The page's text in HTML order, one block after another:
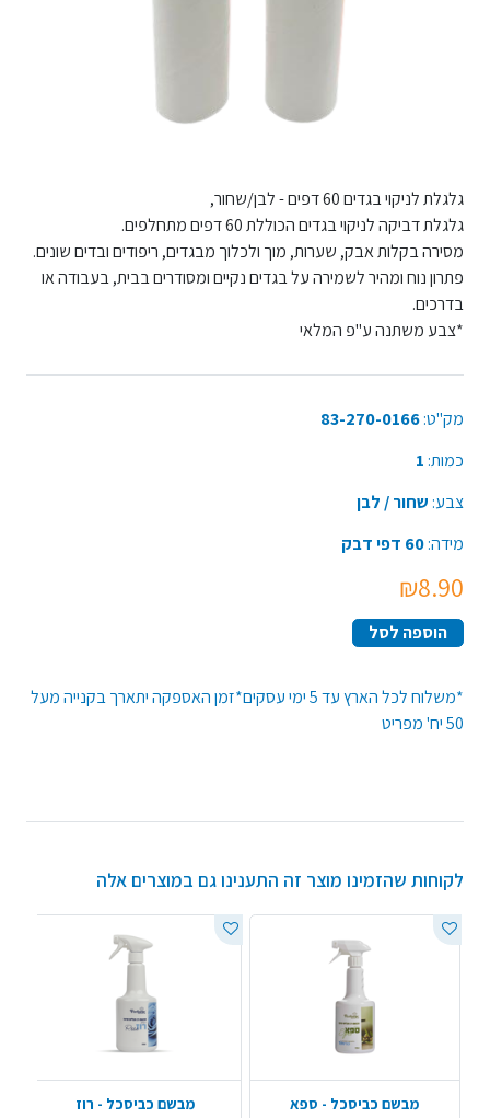
גלגלת לניקוי בגדים 60 דפים - לבן/שחור,
גלגלת דביקה לניקוי בגדים הכוללת 60 דפים מתחלפים.
מסירה בקלות אבק, שערות, מוך ולכלוך מבגדים, ריפודים ובדים שונים.
פתרון נוח ומהיר לשמירה על בגדים נקיים ומסודרים בבית, בעבודה או
בדרכים.
*צבע משתנה ע"פ המלאי
מק"ט:83-270-0166
כמות: 1
צבע: שחור / לבן
מידה:60 דפי דבק
₪8.90
הוספה לסל
*משלוח לכל הארץ עד 5 ימי עסקים*זמן האספקה יתארך בקנייה מעל
50 יח' מפריט
לקוחות שהזמינו מוצר זה התענינו גם במוצרים אלה
מבשם כביסכל - ספא
מבשם כביסכל - רוז